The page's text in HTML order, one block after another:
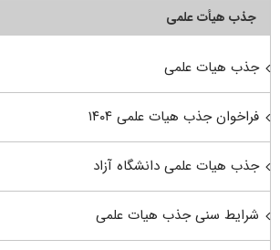
جذب هیأت علمی
جذب هیات علمی
فراخوان جذب هیات علمی ۱۴۰۴
جذب هیات علمی دانشگاه آزاد
شرایط سنی جذب هیات علمی